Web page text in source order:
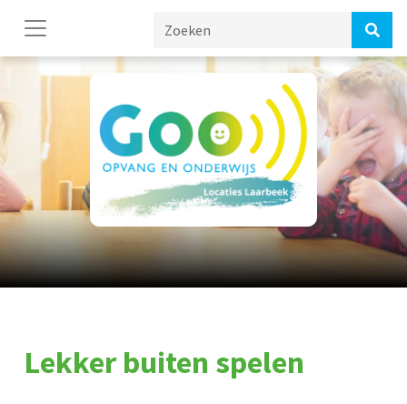
Lekker buiten spelen